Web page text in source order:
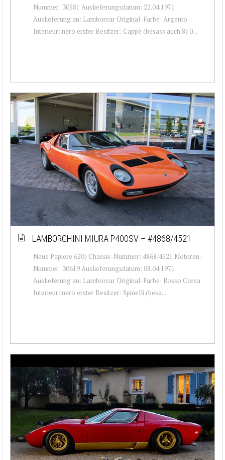
Nummer: 30581 Auslieferungsdatum: 22.04.1971
Auslieferung an: Lamborcar Original-Farbe: Argento
Interieur: nero erster Besitzer: Cappè (besass auch 8) 0...
LAMBORGHINI MIURA P400SV – #4868/4521
Neue Papiere 620) Chassis-Nummer: 4868/4521 Motoren-
Nummer: 30619 Auslieferungsdatum: 08.04.1971
Auslieferung an: Lamborcar Original-Farbe: Rosso Corsa
Interieur: nero erster Besitzer: Spinelli (besa...